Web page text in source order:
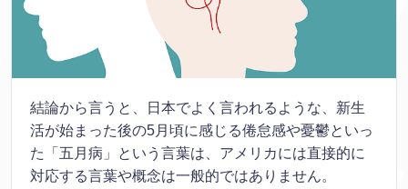
結論から言うと、日本でよく言われるような、新生
活が始まった後の5月頃に感じる倦怠感や憂鬱といっ
た「五月病」という言葉は、アメリカには直接的に
対応する言葉や概念は一般的ではありません。